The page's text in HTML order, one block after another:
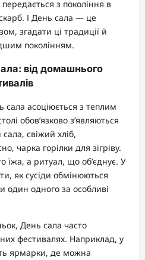
з покоління в
І День сала — це
згадати ці традиції й
поколінням.
від домашнього
сала асоціюється з теплим
обов’язково з’являються
свіжий хліб,
чарка горілки для зігріву.
їжа, а ритуал, що об’єднує. У
як сусіди обмінюються
одного за особливі
День сала часто
фестивалях. Наприклад, у
ярмарки, де можна